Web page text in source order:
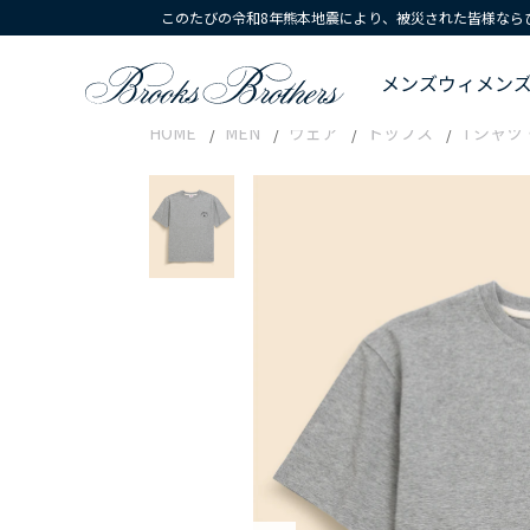
このたびの令和8年熊本地震により、被災された皆様な
メンズウィメン
HOME MEN ウェア トップス Tシャツ